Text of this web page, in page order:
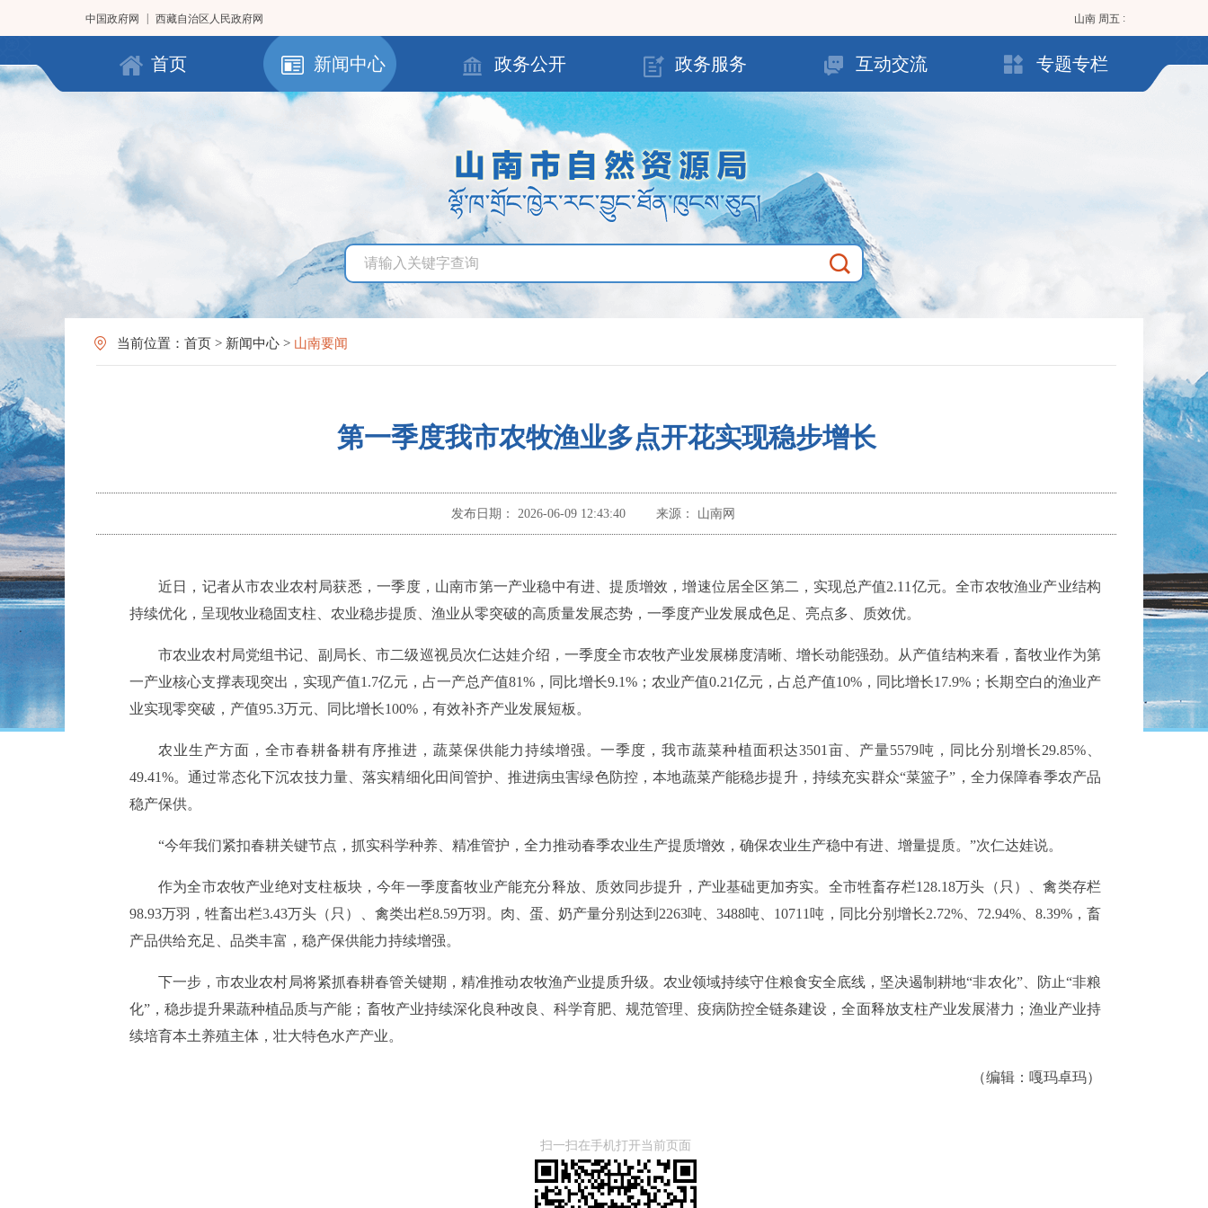
中国政府网 西藏自治区人民政府网 山南 周五 :
首页 新闻中心 政务公开 政务服务 互动交流 专题专栏
当前位置： 首页 > 新闻中心 > 山南要闻
第一季度我市农牧渔业多点开花实现稳步增长
发布日期： 2026-06-09 12:43:40 来源： 山南网
近日，记者从市农业农村局获悉，一季度，山南市第一产业稳中有进、提质增效，增速位居全区第二，实现总产值2.11亿元。全市农牧渔业产业结构
持续优化，呈现牧业稳固支柱、农业稳步提质、渔业从零突破的高质量发展态势，一季度产业发展成色足、亮点多、质效优。
市农业农村局党组书记、副局长、市二级巡视员次仁达娃介绍，一季度全市农牧产业发展梯度清晰、增长动能强劲。从产值结构来看，畜牧业作为第
一产业核心支撑表现突出，实现产值1.7亿元，占一产总产值81%，同比增长9.1%；农业产值0.21亿元，占总产值10%，同比增长17.9%；长期空白的渔业产
业实现零突破，产值95.3万元、同比增长100%，有效补齐产业发展短板。
农业生产方面，全市春耕备耕有序推进，蔬菜保供能力持续增强。一季度，我市蔬菜种植面积达3501亩、产量5579吨，同比分别增长29.85%、
49.41%。通过常态化下沉农技力量、落实精细化田间管护、推进病虫害绿色防控，本地蔬菜产能稳步提升，持续充实群众“菜篮子”，全力保障春季农产品
稳产保供。
“今年我们紧扣春耕关键节点，抓实科学种养、精准管护，全力推动春季农业生产提质增效，确保农业生产稳中有进、增量提质。”次仁达娃说。
作为全市农牧产业绝对支柱板块，今年一季度畜牧业产能充分释放、质效同步提升，产业基础更加夯实。全市牲畜存栏128.18万头（只）、禽类存栏
98.93万羽，牲畜出栏3.43万头（只）、禽类出栏8.59万羽。肉、蛋、奶产量分别达到2263吨、3488吨、10711吨，同比分别增长2.72%、72.94%、8.39%，畜
产品供给充足、品类丰富，稳产保供能力持续增强。
下一步，市农业农村局将紧抓春耕春管关键期，精准推动农牧渔产业提质升级。农业领域持续守住粮食安全底线，坚决遏制耕地“非农化”、防止“非粮
化”，稳步提升果蔬种植品质与产能；畜牧产业持续深化良种改良、科学育肥、规范管理、疫病防控全链条建设，全面释放支柱产业发展潜力；渔业产业持
续培育本土养殖主体，壮大特色水产产业。
（编辑：嘎玛卓玛）
扫一扫在手机打开当前页面